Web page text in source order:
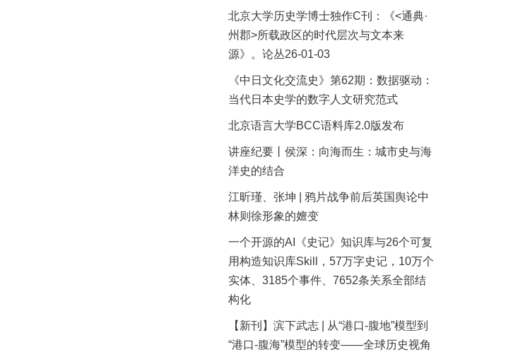
北京大学历史学博士独作C刊：《<通典·
州郡>所载政区的时代层次与文本来
源》。论丛26-01-03
《中日文化交流史》第62期：数据驱动：
当代日本史学的数字人文研究范式
北京语言大学BCC语料库2.0版发布
讲座纪要丨侯深：向海而生：城市史与海
洋史的结合
江昕瑾、张坤 | 鸦片战争前后英国舆论中
林则徐形象的嬗变
一个开源的AI《史记》知识库与26个可复
用构造知识库Skill，57万字史记，10万个
实体、3185个事件、7652条关系全部结
构化
【新刊】滨下武志 | 从“港口-腹地”模型到
“港口-腹海”模型的转变——全球历史视角